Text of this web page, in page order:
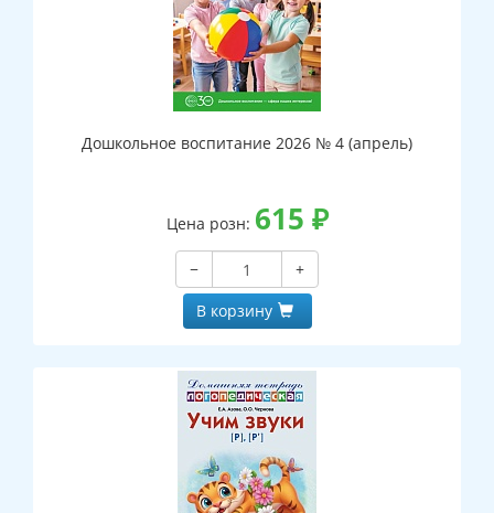
Дошкольное воспитание 2026 № 4 (апрель)
Цена розн: 615 ₽
−
+
В корзину